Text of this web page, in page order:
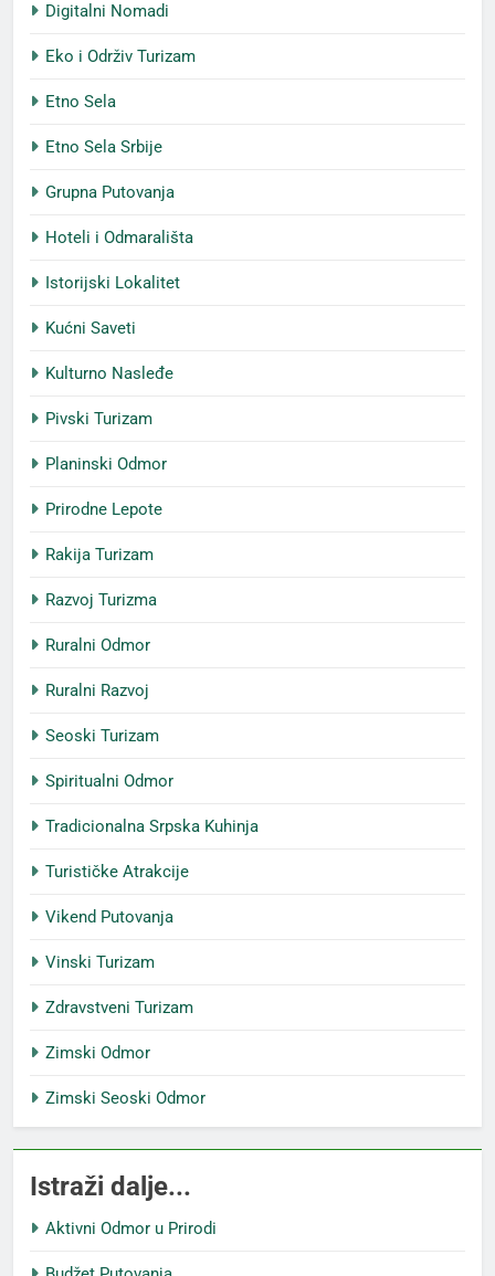
Digitalni Nomadi
Eko i Održiv Turizam
Etno Sela
Etno Sela Srbije
Grupna Putovanja
Hoteli i Odmarališta
Istorijski Lokalitet
Kućni Saveti
Kulturno Nasleđe
Pivski Turizam
Planinski Odmor
Prirodne Lepote
Rakija Turizam
Razvoj Turizma
Ruralni Odmor
Ruralni Razvoj
Seoski Turizam
Spiritualni Odmor
Tradicionalna Srpska Kuhinja
Turističke Atrakcije
Vikend Putovanja
Vinski Turizam
Zdravstveni Turizam
Zimski Odmor
Zimski Seoski Odmor
Istraži dalje...
Aktivni Odmor u Prirodi